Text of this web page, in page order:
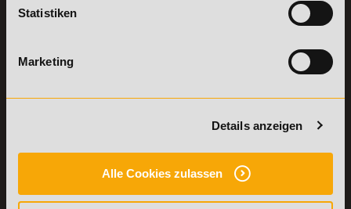
Statistiken
Marketing
Details anzeigen
Alle Cookies zulassen
LEHRGÄNGE
Fitnesstrainer A-
und B-Lizenz
Fernlehrgang
Ernährungsberater
Personal Trainer
Personal Coach